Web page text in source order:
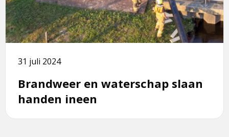
Brandweer en waterschap slaan
handen ineen
31 juli 2024
waterschap
slaan
handen
ineen